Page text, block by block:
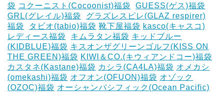
袋 コクーニスト(Cocoonist)福袋
GUESS(ゲス)福袋
GRL(グレイル)福袋
グラズレスピレ(GLAZ respirer)
福袋
タビオ(tabio)福袋 靴下屋福袋 kasco(キャスコ)
レディース福袋
キムラタン福袋 キッドブルー
(KIDBLUE)福袋 キスオンザグリーンゴルフ(KISS ON
THE GREEN)福袋 KIWI＆CO.(キウィアンドコー)福袋
カスタネ(Kastane)福袋 カシラ(CA4LA)福袋 ‎オメカシ
(omekashi)福袋 オフオン(OFUON)福袋 オゾック
(OZOC)福袋 オーシャンパシフィック(Ocean Pacific)